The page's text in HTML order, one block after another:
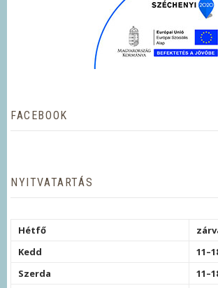
FACEBOOK
NYITVATARTÁS
Hétfő
Kedd
Szerda